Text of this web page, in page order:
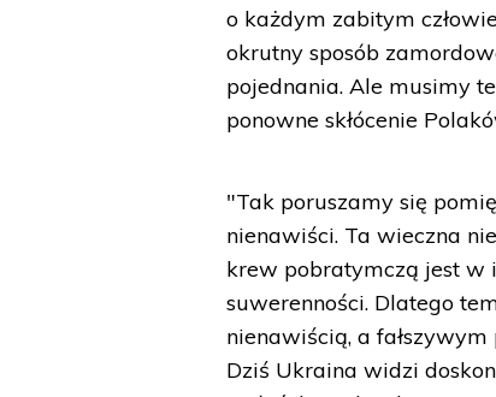
o każdym zabitym
okrutny sposób
pojednania. Ale musimy
ponowne skłócenie
"Tak poruszamy się
nienawiści. Ta wieczna
krew pobratymczą jest w
suwerenności. Dlatego
nienawiścią, a
Dziś Ukraina widzi